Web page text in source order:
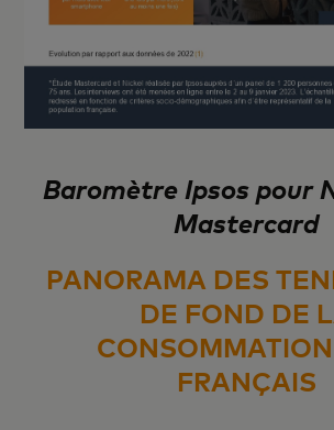
Baromètre Ipsos pour
Mastercard
PANORAMA DES
DE FOND DE
FRANÇAIS